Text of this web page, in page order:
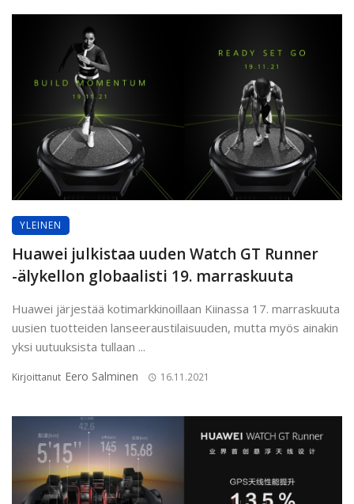
YLEINEN
Huawei julkistaa uuden Watch GT Runner
-älykellon globaalisti 19. marraskuuta
Huawei järjestää kotimarkkinoillaan Kiinassa 17. marraskuuta
uusien tuotteiden lanseeraustilaisuuden, mutta myös ainakin
yksi uutuuksista tullaan ...
Kirjoittanut Eero Salminen 16.11.2021